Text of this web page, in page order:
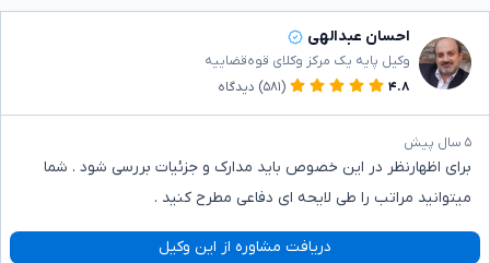
احسان عبدالهی
وکیل پایه یک مرکز وکلای قوه‌قضاییه
۴.۸
(۵۸۱) دیدگاه
۵ سال پیش
برای اظهارنظر در این خصوص باید مدارک و جزئیات بررسی شود . شما
میتوانید مراتب را طی لایحه ای دفاعی مطرح کنید .
دریافت مشاوره از این وکیل